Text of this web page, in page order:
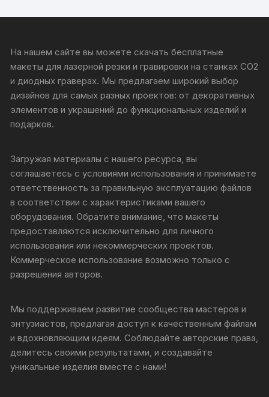
На нашем сайте вы можете скачать бесплатные
макеты для лазерной резки и гравировки на станках CO2
и диодных граверах. Мы предлагаем широкий выбор
дизайнов для самых разных проектов: от декоративных
элементов и украшений до функциональных изделий и
подарков.
Загружая материалы с нашего ресурса, вы
соглашаетесь с условиями использования и принимаете
ответственность за правильную эксплуатацию файлов
в соответствии с характеристиками вашего
оборудования. Обратите внимание, что макеты
предоставляются исключительно для личного
использования или некоммерческих проектов.
Коммерческое использование возможно только с
разрешения авторов.
Мы поддерживаем развитие сообщества мастеров и
энтузиастов, предлагая доступ к качественным файлам
и вдохновляющим идеям. Соблюдайте авторские права,
делитесь своими результатами, и создавайте
уникальные изделия вместе с нами!